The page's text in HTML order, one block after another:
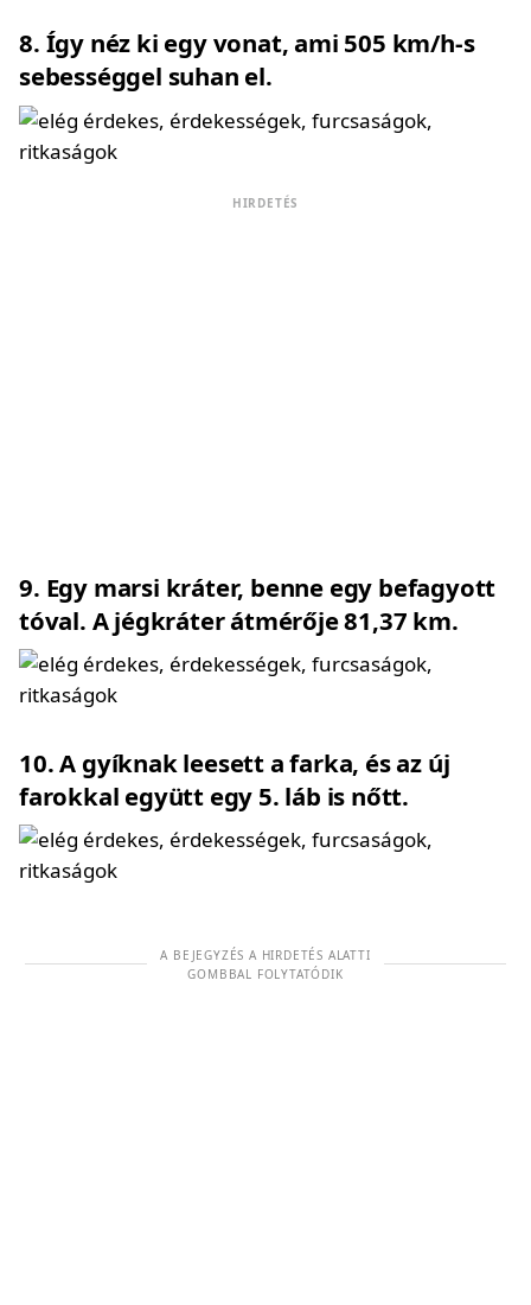
8 Így néz ki egy vonat, ami 505 km/h-s
sebességgel suhan el.
HIRDETÉS
9 Egy marsi kráter, benne egy befagyott
tóval. A jégkráter átmérője 81,37 km.
10 A gyíknak leesett a farka, és az új
farokkal együtt egy 5. láb is nőtt.
A BEJEGYZÉS A HIRDETÉS ALATTI
GOMBBAL FOLYTATÓDIK